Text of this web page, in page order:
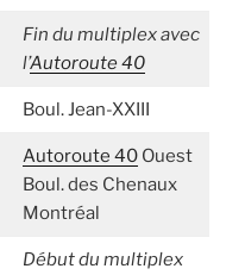
Fin du multiplex avec
l’Autoroute 40
Boul. Jean-XXIII
Autoroute 40Ouest
Boul. des Chenaux
Montréal
Début du multiplex